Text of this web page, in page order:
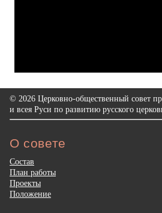
© 2026 Церковно-общественный совет
и всея Руси по развитию русского
О совете
Состав
План работы
Проекты
Положение